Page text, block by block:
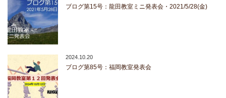
ブログ第15号：龍田教室ミニ発表会・2021/5/28(金)
2024.10.20
ブログ第85号：福岡教室発表会